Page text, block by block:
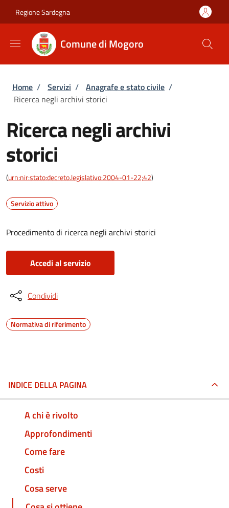
Regione Sardegna
Comune di Mogoro
Briciole di pane
Home / Servizi / Anagrafe e stato civile /
Ricerca negli archivi storici
Ricerca negli archivi
storici
(urn:nir:stato:decreto.legislativo:2004-01-22;42)
Servizio attivo
Procedimento di ricerca negli archivi storici
Accedi al servizio
Condividi
Normativa di riferimento
INDICE DELLA PAGINA
A chi è rivolto
Approfondimenti
Come fare
Costi
Cosa serve